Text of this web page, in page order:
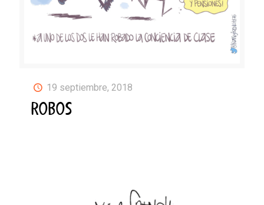
19 septiembre, 2018
ROBOS